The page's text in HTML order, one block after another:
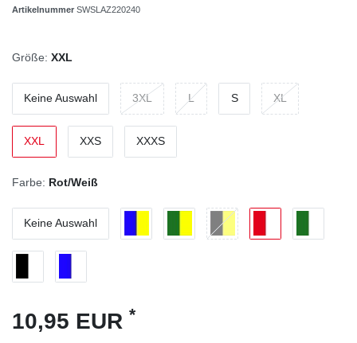
Artikelnummer SWSLAZ220240
Größe: XXL
Keine Auswahl 3XL L S XL
XXL XXS XXXS
Farbe: Rot/Weiß
Keine Auswahl
10,95 EUR *